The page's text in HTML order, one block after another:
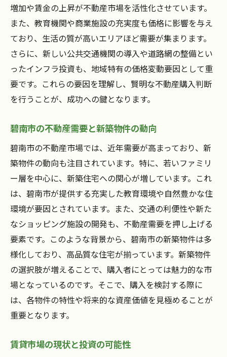
市場トレンドを活かした物件選び
不動産価格交渉のテクニック
物件視察時のチェックポイント
エコフレンドリーな物件の選び方
中古物件のリノベーション活用法
購入後の資産価値を保つための工夫
購入プランの短期と長期のバランス
市場分析を基にした購入判断の基準
リスク管理と不動産保険の重要性
資産価値を高めるためのリフォーム戦略
購入後の貸し出し戦略と運用法
購入後の不動産管理での注意点
愛知県碧南市の不動産購入プロセスを深掘り
不動産購入の流れを理解する
契約前に確認する重要書類一覧
物件検査とその重要性
住宅ローンの選び方と申請手順
購入プロセスでの弁護士の役割
契約後の手続きと物件引き渡し
増加や賃金の上昇が不動産市場を活性化させています。
また、教育機関や商業施設の充実度も価格に影響を与え
ており、生活の質が高いエリアほど需要が集まります。
さらに、新しい公共交通機関の導入や道路網の整備とい
ったインフラ投資も、地域特有の価格変動要因として重
要です。これらの要因を理解し、賢明な不動産購入判断
を行うことが、成功への鍵となります。
碧南市の不動産需要と新築物件の動向
碧南市の不動産市場では、近年需要が高まっており、新
築物件の動向も注目されています。特に、若いファミリ
ー層を中心に、新築住宅への関心が増しています。これ
は、碧南市が提供する充実した教育環境や自然豊かな住
環境が要因とされています。また、交通の利便性や新た
なショッピング施設の開発も、不動産需要を押し上げる
要素です。このような背景から、碧南市の新築物件は多
様化しており、高品質な住宅が揃っています。新築物件
の選択肢が増えることで、購入者にとっては魅力的な市
場となっているのです。そこで、購入を検討する際に
は、各物件の特性や将来的な資産価値を見極めることが
重要となります。
賃貸市場の現状と投資の可能性